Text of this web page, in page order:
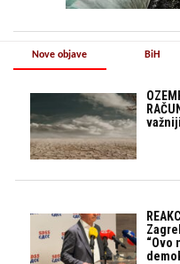
Nove objave
“Ovo
BiH